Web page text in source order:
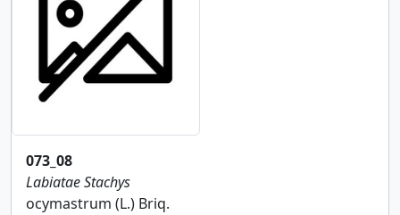
073_08
LabiataeStachys
ocymastrum (L.) Briq.